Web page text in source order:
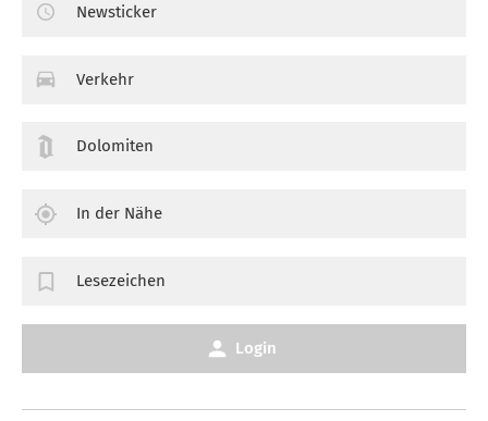
Newsticker
Verkehr
Dolomiten
In der Nähe
Lesezeichen
Login